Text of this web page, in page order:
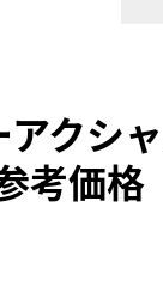
クシ
考価格